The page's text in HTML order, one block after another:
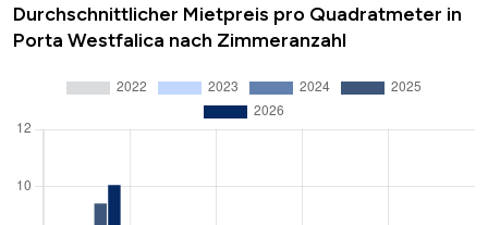
Durchschnittlicher Mietpreis pro Quadratmeter in
Porta Westfalica nach Zimmeranzahl